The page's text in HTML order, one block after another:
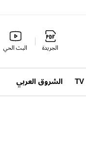
الجريدة البث الحي
الشروق العربي